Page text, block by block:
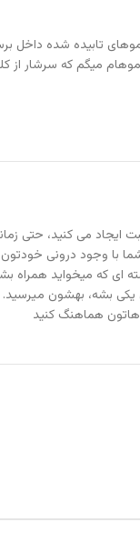
تابیده شده داخل
میگم که سرشار از
می کنید، حتی
با وجود درونی
که میخواید همراه
یکی بشه، بهشون
هاتون هماهنگ کنید